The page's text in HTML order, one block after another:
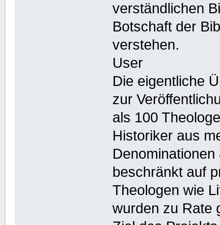
verständlichen
Botschaft der
verstehen.
User
Die eigentliche
zur
als 100
Historiker aus
beschränkt auf
Theologen wie
wurden zu Rate